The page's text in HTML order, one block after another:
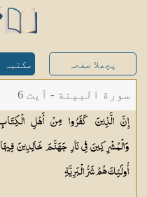
پچھلا صفحہ مکتبہ
سورة البينة - آیت 6
إِنَّ الَّذِينَ كَفَرُوا مِنْ أَهْلِ
وَالْمُشْرِكِينَ فِي نَارِ جَهَنَّمَ خَالِدِينَ
أُولَٰئِكَ هُمْ شَرُّالْبَرِيَّةِ